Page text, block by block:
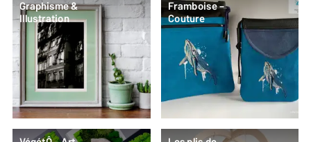
Graphisme &
Illustration
Framboise –
Couture